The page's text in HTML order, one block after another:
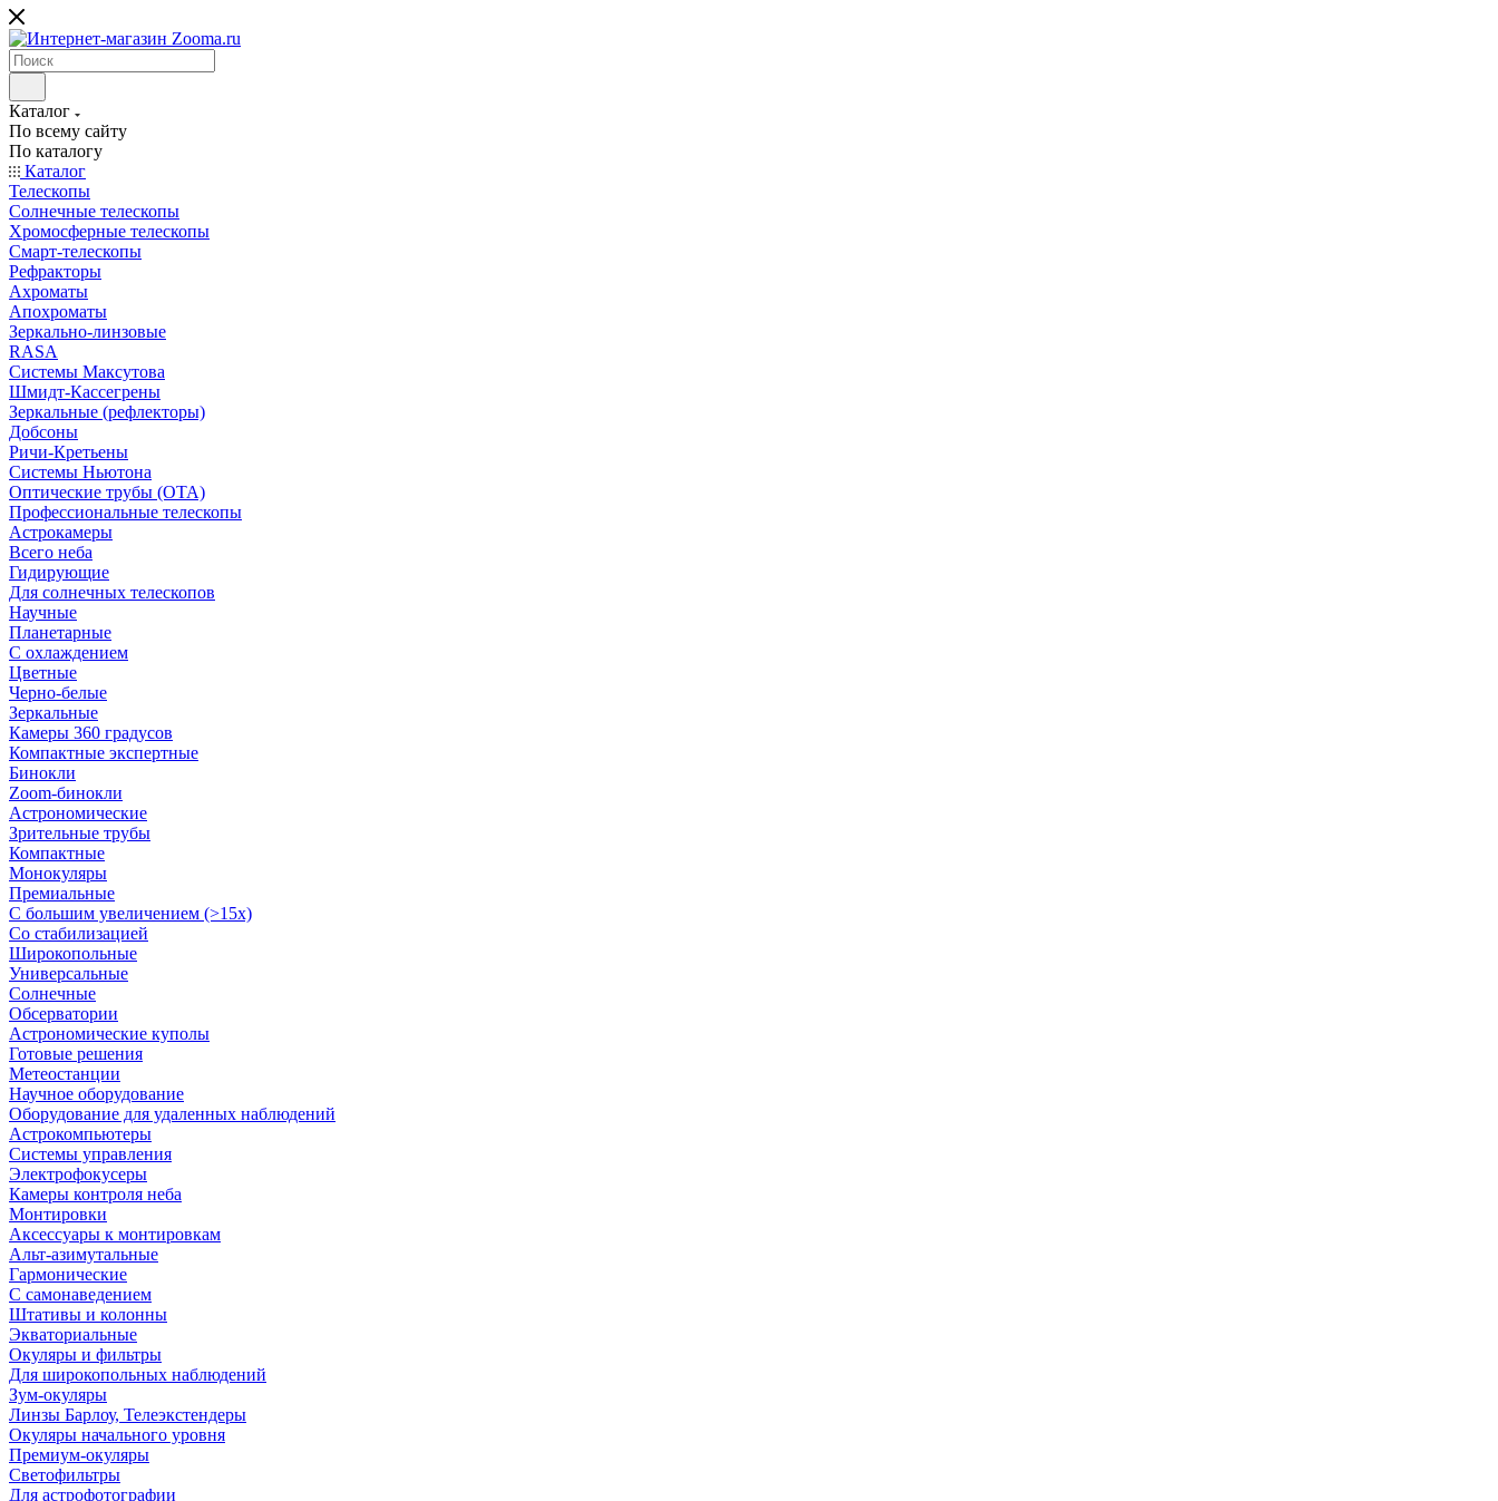
Каталог
По всему сайту
По каталогу
Каталог
Телескопы
Солнечные телескопы
Хромосферные телескопы
Смарт-телескопы
Рефракторы
Ахроматы
Апохроматы
Зеркально-линзовые
RASA
Системы Максутова
Шмидт-Кассегрены
Зеркальные (рефлекторы)
Добсоны
Ричи-Кретьены
Системы Ньютона
Оптические трубы (OTA)
Профессиональные телескопы
Астрокамеры
Всего неба
Гидирующие
Для солнечных телескопов
Научные
Планетарные
С охлаждением
Цветные
Черно-белые
Зеркальные
Камеры 360 градусов
Компактные экспертные
Бинокли
Zoom-бинокли
Астрономические
Зрительные трубы
Компактные
Монокуляры
Премиальные
С большим увеличением (>15x)
Со стабилизацией
Широкопольные
Универсальные
Солнечные
Обсерватории
Астрономические куполы
Готовые решения
Метеостанции
Научное оборудование
Оборудование для удаленных наблюдений
Астрокомпьютеры
Системы управления
Электрофокусеры
Камеры контроля неба
Монтировки
Аксессуары к монтировкам
Альт-азимутальные
Гармонические
С самонаведением
Штативы и колонны
Экваториальные
Окуляры и фильтры
Для широкопольных наблюдений
Зум-окуляры
Линзы Барлоу, Телеэкстендеры
Окуляры начального уровня
Премиум-окуляры
Светофильтры
Для астрофотографии